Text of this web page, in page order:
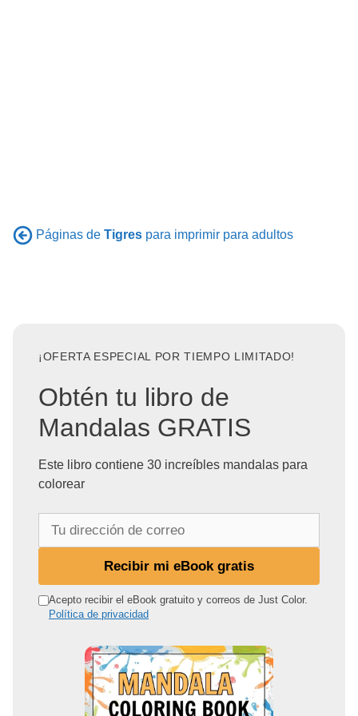
Páginas de Tigres para imprimir para adultos
¡OFERTA ESPECIAL POR TIEMPO LIMITADO!
Obtén tu libro de
Mandalas GRATIS
Este libro contiene 30 increíbles mandalas para
colorear
r
Recibir mi eBook gratis
Acepto recibir el eBook gratuito y correos de Just Color.
Política de privacidad